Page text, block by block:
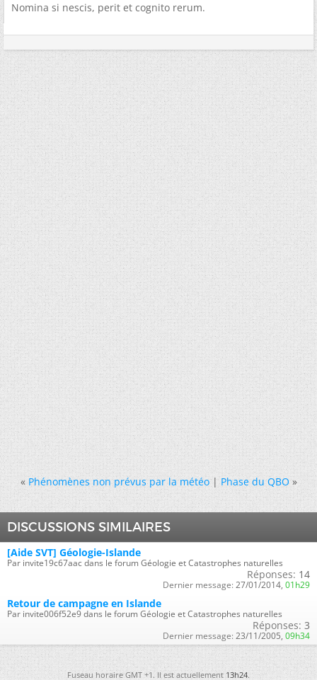
Nomina si nescis, perit et cognito rerum.
« Phénomènes non prévus par la météo|Phase du QBO »
DISCUSSIONS SIMILAIRES
[Aide SVT] Géologie-Islande
Par invite19c67aac dans le forum Géologie et Catastrophes naturelles
Réponses: 14
Dernier message: 27/01/2014, 01h29
Retour de campagne en Islande
Par invite006f52e9 dans le forum Géologie et Catastrophes naturelles
Réponses: 3
Dernier message: 23/11/2005, 09h34
Fuseau horaire GMT +1. Il est actuellement13h24.